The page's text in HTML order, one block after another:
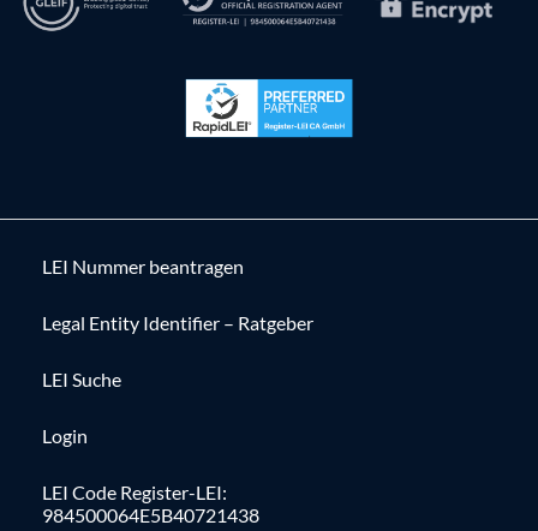
LEI Nummer beantragen
Legal Entity Identifier – Ratgeber
LEI Suche
Login
LEI Code Register-LEI:
984500064E5B40721438